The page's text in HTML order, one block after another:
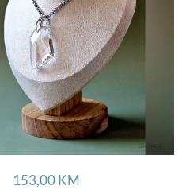
153,00KM